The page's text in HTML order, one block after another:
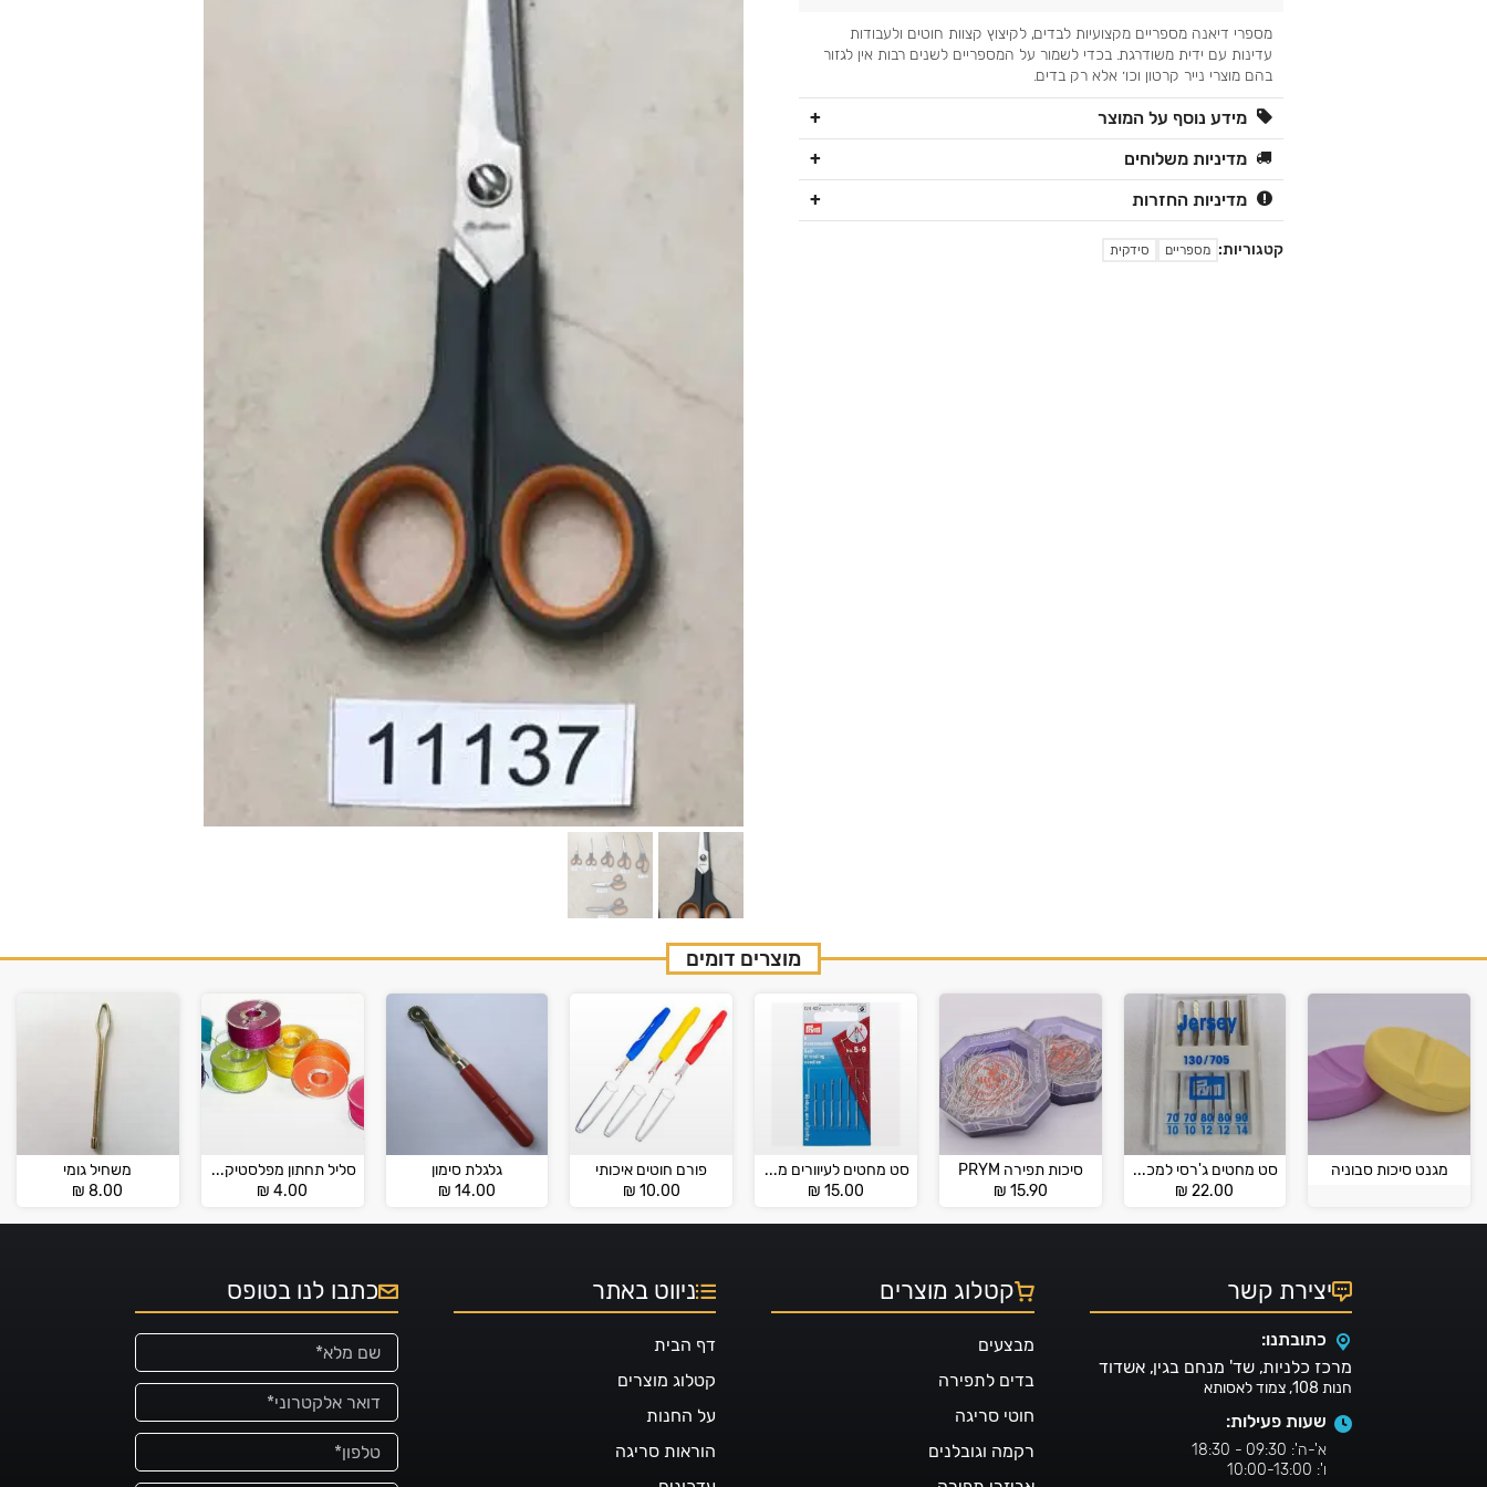
מספרי דיאנה מספריים מקצועיות לבדים, לקיצוץ קצוות חוטים ולעבודות
עדינות עם ידית משודרגת. בכדי לשמור על המספריים לשנים רבות אין לגזור
בהם מוצרי נייר קרטון וכו׳ אלא רק בדים.
מידע נוסף על המוצר
מדיניות משלוחים
מדיניות החזרות
קטגוריות: מספריים סידקית
מוצרים דומים
מגנט סיכות סבוניה סט מחטים ג'רסי למכונת תפירה ביתית PRYM
₪ 22.00
סיכות תפירה PRYM
₪ 15.90
סט מחטים לעיוורים מידה 5-9 PRYM
₪ 15.00
פורם חוטים איכותי
₪ 10.00
גלגלת סימון
₪ 14.00
סליל תחתון מפלסטיק למכונות תפירה ביתיות
₪ 4.00
משחיל גומי
₪ 8.00
יצירת קשר
כתובתנו:
מרכז כלניות, שד' מנחם בגין, אשדוד
חנות 108, צמוד לאסותא
שעות פעילות:
א'-ה': 09:30 - 18:30
ו': 10:00-13:00
קטלוג מוצרים
מבצעים
בדים לתפירה
חוטי סריגה
רקמה וגובלנים
ניווט באתר
דף הבית
קטלוג מוצרים
על החנות
הוראות סריגה
כתבו לנו בטופס